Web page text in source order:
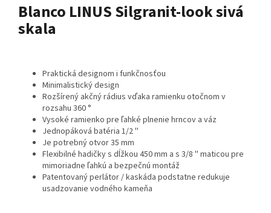
Blanco LINUS Silgranit-look sivá
skala
Praktická designom i funkčnosťou
Minimalistický design
Rozšírený akčný rádius vďaka ramienku otočnom v
rozsahu 360 °
Vysoké ramienko pre ľahké plnenie hrncov a váz
Jednopáková batéria 1/2 ''
Je potrebný otvor 35 mm
Flexibilné hadičky s dĺžkou 450 mm a s 3/8 '' maticou pre
mimoriadne ľahkú a bezpečnú montáž
Patentovaný perlátor / kaskáda podstatne redukuje
usadzovanie vodného kameňa